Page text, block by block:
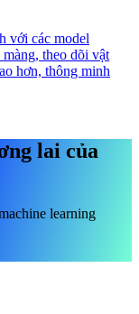
với các model
theo dõi vật
hơn, thông minh
lai của
learning